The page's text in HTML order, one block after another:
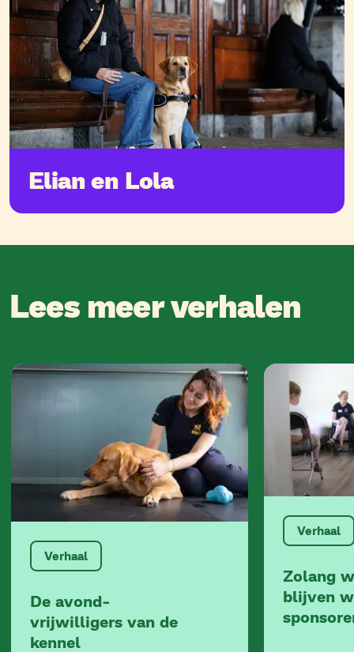
Elian en Lola
Lees meer verhalen
Verhaal
De avond-
vrijwilligers van de
kennel
Verhaal
Zolang
blijven